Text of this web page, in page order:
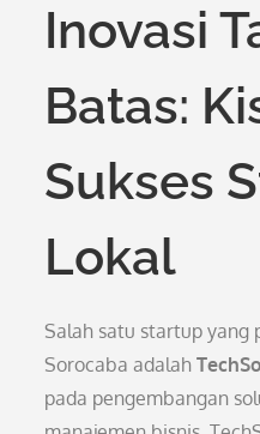
Inovasi
Batas:
Sukses
Lokal
Salah satu startup
Sorocaba adalah
pada pengembangan